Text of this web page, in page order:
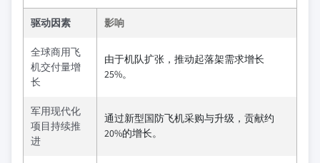
驱动因素 影响
全球商用飞
机交付量增
长
由于机队扩张，推动起落架需求增长
25%。
军用现代化
项目持续推
进
通过新型国防飞机采购与升级，贡献约
20%的增长。